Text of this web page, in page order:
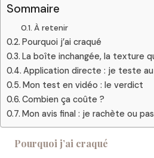
Sommaire
À retenir
Pourquoi j’ai craqué
La boîte inchangée, la texture
Application directe : je teste
Mon test en vidéo : le verdict
Combien ça coûte ?
Mon avis final : je rachète ou
Pourquoi j’ai craqué